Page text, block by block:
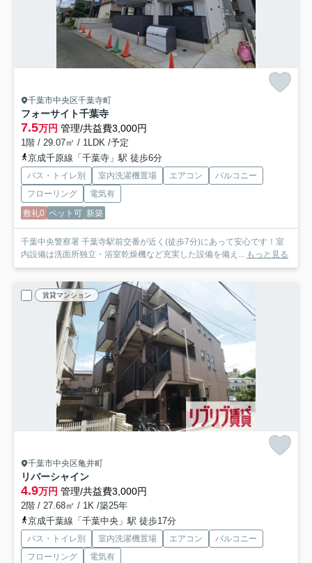
千葉市中央区千葉寺町
フォーサイト千葉寺
7.5万円 管理/共益費3,000円
1階 / 29.07㎡ / 1LDK /予定
京成千原線「千葉寺」駅 徒歩6分
バス・トイレ別 室内洗濯機置場 エアコン
バルコニー
フローリング
電気有
敷礼0 ペット可 新築
千葉中央警察署 千葉寺駅前交番が近く(徒歩7分)にあって安心です！室
内設備は洗面所独立・浴室乾燥機など充実した設備を備え... もっと見る
賃貸マンション
千葉市中央区亀井町
リバーシャイン
4.9万円 管理/共益費3,000円
2階 / 27.68㎡ / 1K /築25年
京成千葉線「千葉中央」駅 徒歩17分
バス・トイレ別 室内洗濯機置場 エアコン
バルコニー
フローリング
電気有